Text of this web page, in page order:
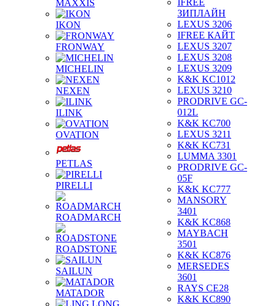
MAXXIS
IKON
FRONWAY
MICHELIN
NEXEN
ILINK
OVATION
PETLAS
PIRELLI
ROADMARCH
ROADSTONE
SAILUN
MATADOR
IFREE
ЗИПЛАЙН
LEXUS 3206
IFREE КАЙТ
LEXUS 3207
LEXUS 3208
LEXUS 3209
K&K KC1012
LEXUS 3210
PRODRIVE GC-
012L
K&K KC700
LEXUS 3211
K&K KC731
LUMMA 3301
PRODRIVE GC-
05F
K&K KC777
MANSORY
3401
K&K KC868
MAYBACH
3501
K&K KC876
MERSEDES
3601
RAYS CE28
K&K KC890